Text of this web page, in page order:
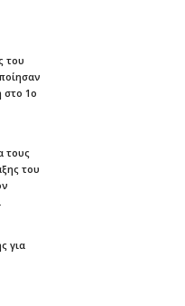
του
στο 1ο
τους
του
για